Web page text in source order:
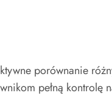
porównanie
pełną kontrolę